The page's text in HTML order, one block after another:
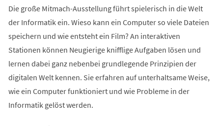
Die große Mitmach-Ausstellung führt spielerisch in die Welt
der Informatik ein. Wieso kann ein Computer so viele Dateien
speichern und wie entsteht ein Film? An interaktiven
Stationen können Neugierige knifflige Aufgaben lösen und
lernen dabei ganz nebenbei grundlegende Prinzipien der
digitalen Welt kennen. Sie erfahren auf unterhaltsame Weise,
wie ein Computer funktioniert und wie Probleme in der
Informatik gelöst werden.